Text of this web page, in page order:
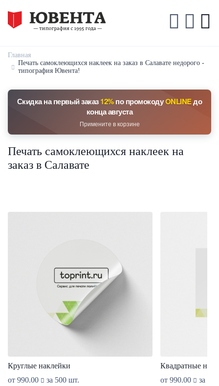
Главная
Печать самоклеющихся наклеек на заказ в Салавате недорого -
типография Ювента!
Скидка на первый заказ12%по промокодуONLINEдо
конца августа
Примените в корзине
Печать самоклеющихся наклеек на
заказ в Салавате
Круглые наклейки
от 990.00
за 500 шт.
Квадратные
от 990.00
за